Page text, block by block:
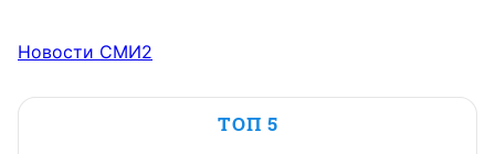
Новости СМИ2
ТОП 5